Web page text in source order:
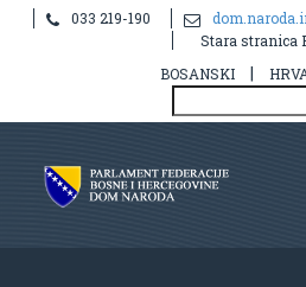
033 219-190
Stara stranica
BOSANSKI
|